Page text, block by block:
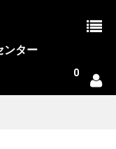
ンター
0